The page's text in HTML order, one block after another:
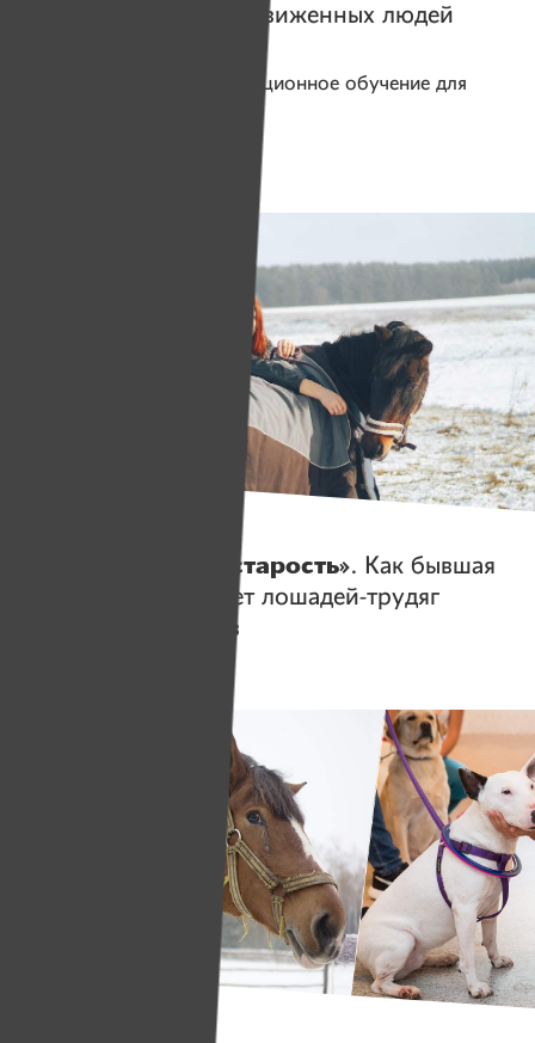
жизнь десятков обездвиженных людей
Дистанционное обучение для
«Они заслужили старость». Как бывшая
спортсменка спасает лошадей-трудяг
от мясокомбинатов